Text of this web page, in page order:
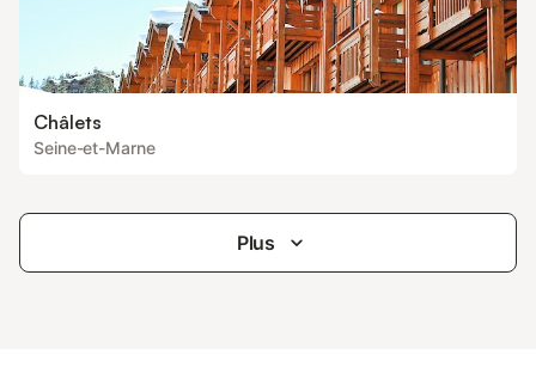
Châlets
Seine-et-Marne
Plus